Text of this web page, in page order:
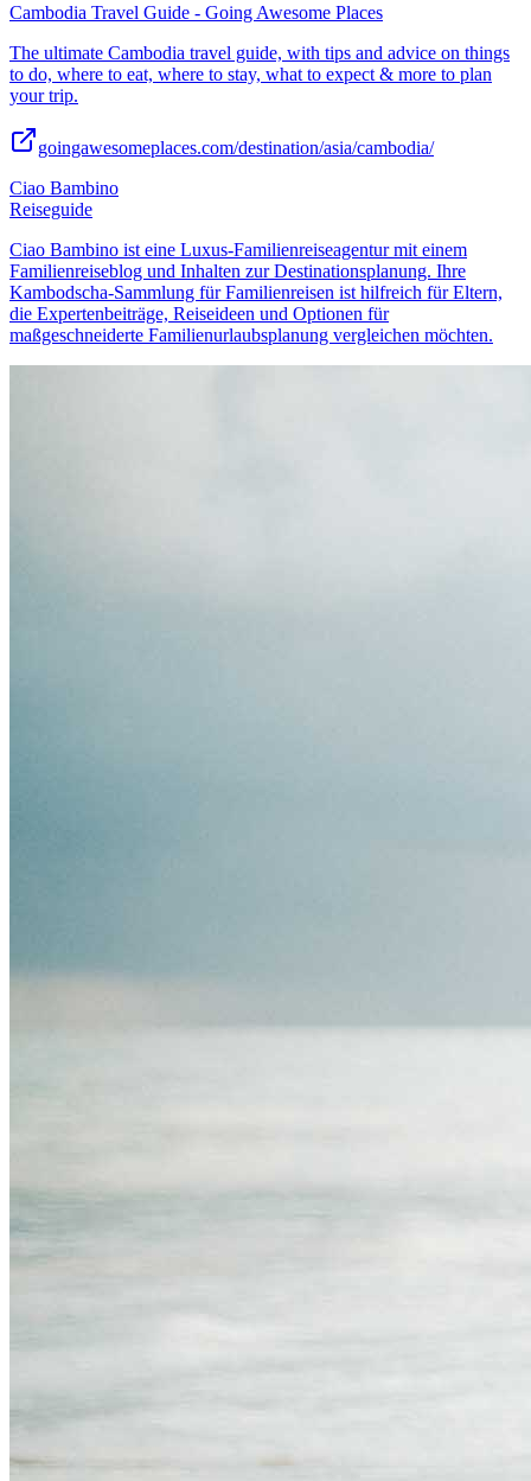
Cambodia Travel Guide - Going Awesome Places
The ultimate Cambodia travel guide, with tips and advice on things
to do, where to eat, where to stay, what to expect & more to plan
your trip.
goingawesomeplaces.com/destination/asia/cambodia/
Ciao Bambino
Reiseguide
Ciao Bambino ist eine Luxus-Familienreiseagentur mit einem
Familienreiseblog und Inhalten zur Destinationsplanung. Ihre
Kambodscha-Sammlung für Familienreisen ist hilfreich für Eltern,
die Expertenbeiträge, Reiseideen und Optionen für
maßgeschneiderte Familienurlaubsplanung vergleichen möchten.